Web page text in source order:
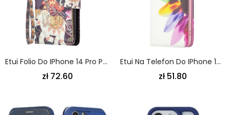
Etui Folio Do IPhone 14 Pro Portfel Portfel Słonia
zł 72.60
Etui Na Telefon Do IPhone 14 Pro Etui Folio Akwarela Kwiat
zł 51.80